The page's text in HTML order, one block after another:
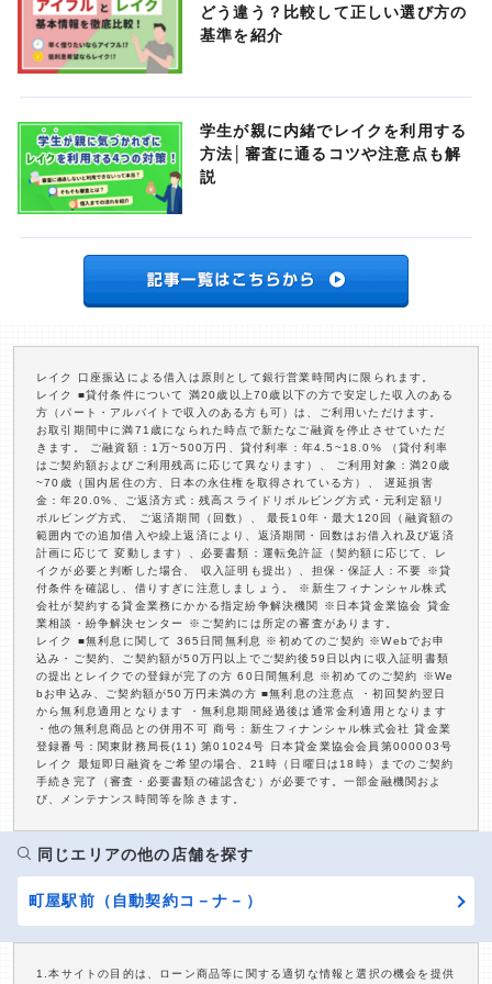
どう違う？比較して正しい選び方の
基準を紹介
学生が親に内緒でレイクを利用する
方法│審査に通るコツや注意点も解
説
レイク 口座振込による借入は原則として銀行営業時間内に限られます。
レイク ■貸付条件について 満20歳以上70歳以下の方で安定した収入のある
方（パート・アルバイトで収入のある方も可）は、ご利用いただけます。
お取引期間中に満71歳になられた時点で新たなご融資を停止させていただ
きます。 ご融資額：1万~500万円、貸付利率：年4.5~18.0% （貸付利率
はご契約額およびご利用残高に応じて異なります）、 ご利用対象：満20歳
~70歳（国内居住の方、日本の永住権を取得されている方）、 遅延損害
金：年20.0%、ご返済方式：残高スライドリボルビング方式・元利定額リ
ボルビング方式、 ご返済期間（回数）、 最長10年・最大120回（融資額の
範囲内での追加借入や繰上返済により、返済期間・回数はお借入れ及び返済
計画に応じて 変動します）、必要書類：運転免許証（契約額に応じて、レ
イクが必要と判断した場合、 収入証明も提出）、担保・保証人：不要 ※貸
付条件を確認し、借りすぎに注意しましょう。 ※新生フィナンシャル株式
会社が契約する貸金業務にかかる指定紛争解決機関 ※日本貸金業協会 貸金
業相談・紛争解決センター ※ご契約には所定の審査があります。
レイク ■無利息に関して 365日間無利息 ※初めてのご契約 ※Webでお申
込み・ご契約、ご契約額が50万円以上でご契約後59日以内に収入証明書類
の提出とレイクでの登録が完了の方 60日間無利息 ※初めてのご契約 ※We
bお申込み、ご契約額が50万円未満の方 ■無利息の注意点 ・初回契約翌日
から無利息適用となります ・無利息期間経過後は通常金利適用となります
・他の無利息商品との併用不可 商号：新生フィナンシャル株式会社 貸金業
登録番号：関東財務局長(11) 第01024号 日本貸金業協会会員第000003号
レイク 最短即日融資をご希望の場合、21時（日曜日は18時）までのご契約
手続き完了（審査・必要書類の確認含む）が必要です。一部金融機関およ
び、メンテナンス時間等を除きます。
同じエリアの他の店舗を探す
町屋駅前（自動契約コ－ナ－）
1.本サイトの目的は、ローン商品等に関する適切な情報と選択の機会を提供